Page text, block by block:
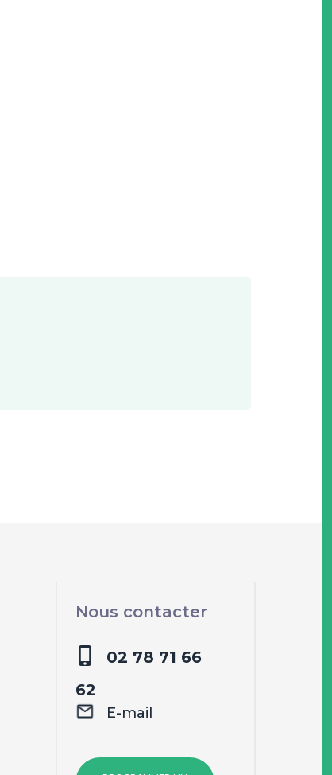
Nous contacter
02 78 71 66
62
E-mail